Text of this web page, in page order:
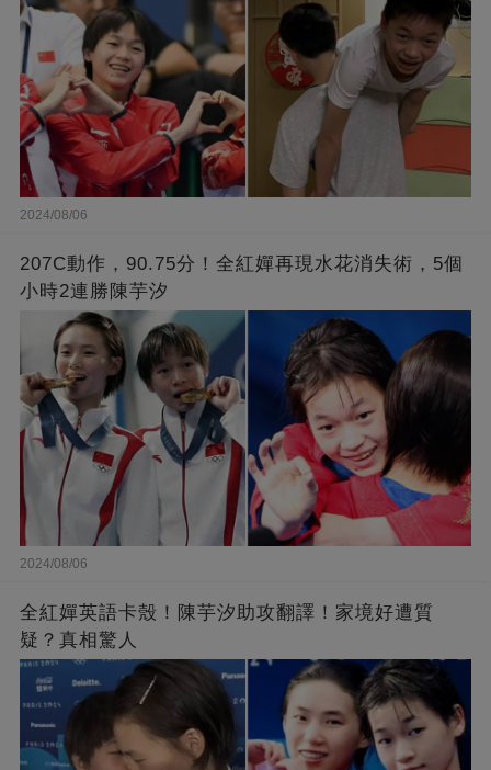
2024/08/06
207C動作，90.75分！全紅嬋再現水花消失術，5個
小時2連勝陳芋汐
2024/08/06
全紅嬋英語卡殼！陳芋汐助攻翻譯！家境好遭質
疑？真相驚人